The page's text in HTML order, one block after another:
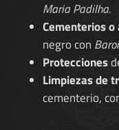
Maria Padilha.
Cementerios
negro con
Protecciones
Limpiezas de
cementerio,